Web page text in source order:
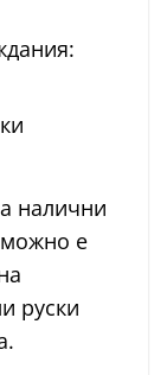
налични
е
руски